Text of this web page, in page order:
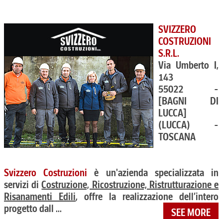
SVIZZERO
COSTRUZIONI
S.R.L.
Via Umberto I,
143
55022 -
[BAGNI DI
LUCCA]
(LUCCA) -
TOSCANA
Svizzero Costruzioni è un'azienda specializzata in
servizi diCostruzione, Ricostruzione, Ristrutturazione e
Risanamenti Edili, offre la realizzazione dell’intero
progetto dall ...
SEE MORE